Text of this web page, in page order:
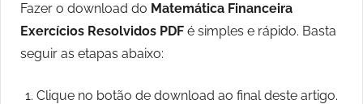
Fazer o download do Matemática Financeira
Exercícios Resolvidos PDF é simples e rápido. Basta
seguir as etapas abaixo:
Clique no botão de download ao final deste artigo.